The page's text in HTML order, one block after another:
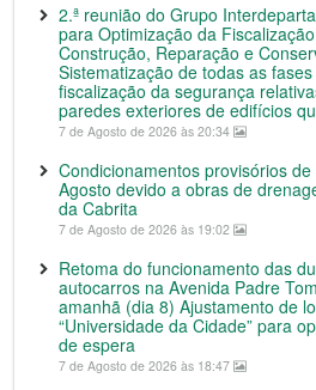
2.ª reunião do Grupo
para Optimização da
Construção, Reparação e
Sistematização de todas as
fiscalização da segurança
paredes exteriores de edifícios
7 de Agosto de 2026 às 20:34
Condicionamentos provisórios
Agosto devido a obras de
da Cabrita
7 de Agosto de 2026 às 19:02
Retoma do funcionamento das
autocarros na Avenida Padre
amanhã (dia 8) Ajustamento de
“Universidade da Cidade” para
de espera
7 de Agosto de 2026 às 18:47